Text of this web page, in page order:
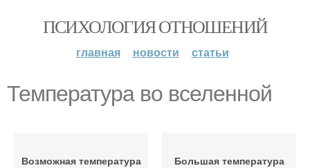
ПСИХОЛОГИЯ ОТНОШЕНИЙ
главная новости статьи
Температура во вселенной
Возможная температура Большая температура